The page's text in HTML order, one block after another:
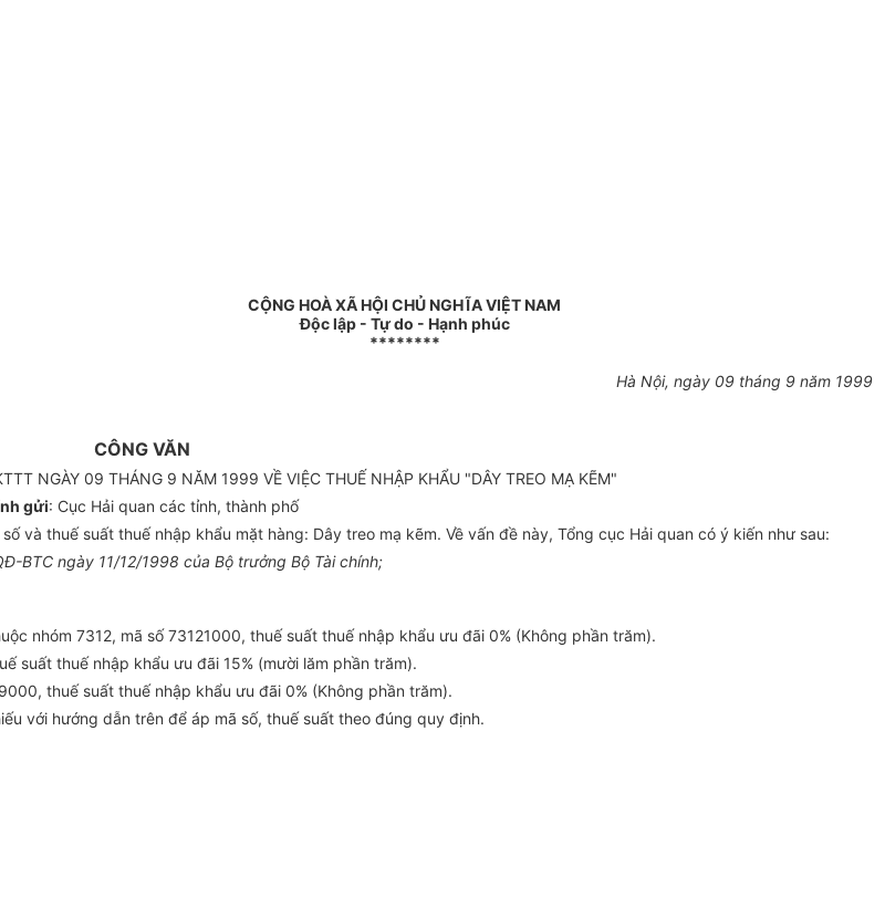
CỘNG HOÀ XÃ HỘI CHỦ NGHĨA VIỆT NAM
Độc lập - Tự do - Hạnh phúc
********
Hà Nội, ngày 09 tháng 9 năm 1999
CÔNG VĂN
NGÀY 09 THÁNG 9 NĂM 1999 VỀ VIỆC THUẾ NHẬP KHẨU "DÂY TREO MẠ KẼM"
gửi: Cục Hải quan các tỉnh, thành phố
và thuế suất thuế nhập khẩu mặt hàng: Dây treo mạ kẽm. Về vấn đề này, Tổng cục Hải quan có ý kiến như sau:
BTC ngày 11/12/1998 của Bộ trưởng Bộ Tài chính;
nhóm 7312, mã số 73121000, thuế suất thuế nhập khẩu ưu đãi 0% (Không phần trăm).
suất thuế nhập khẩu ưu đãi 15% (mười lăm phần trăm).
thuế suất thuế nhập khẩu ưu đãi 0% (Không phần trăm).
với hướng dẫn trên để áp mã số, thuế suất theo đúng quy định.